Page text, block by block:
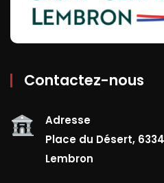
Contactez-nous
Adresse
Place du Désert,
Lembron